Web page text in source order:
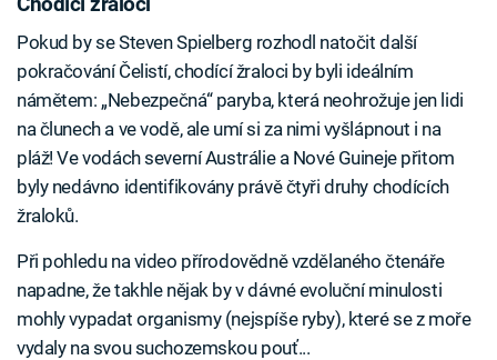
Pokud by se Steven Spielberg rozhodl natočit další
pokračování Čelistí, chodící žraloci by byli ideálním
námětem: „Nebezpečná“ paryba, která neohrožuje jen lidi
na člunech a ve vodě, ale umí si za nimi vyšlápnout i na
pláž! Ve vodách severní Austrálie a Nové Guineje přitom
byly nedávno identifikovány právě čtyři druhy chodících
žraloků.
Při pohledu na video přírodovědně vzdělaného čtenáře
napadne, že takhle nějak by v dávné evoluční minulosti
mohly vypadat organismy (nejspíše ryby), které se z moře
vydaly na svou suchozemskou pouť...